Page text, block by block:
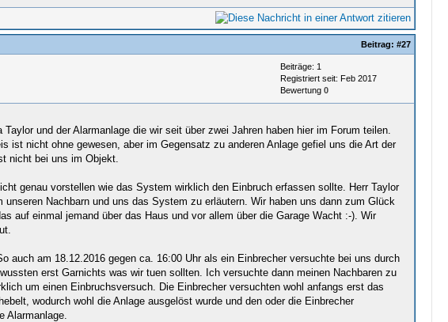
Beitrag: #27
Beiträge: 1
Registriert seit: Feb 2017
Bewertung 0
und der Alarmanlage die wir seit über zwei Jahren haben hier im Forum teilen.
nicht ohne gewesen, aber im Gegensatz zu anderen Anlage gefiel uns die Art der
nicht bei uns im Objekt.
genau vorstellen wie das System wirklich den Einbruch erfassen sollte. Herr Taylor
Nachbarn und uns das System zu erläutern. Wir haben uns dann zum Glück
auf einmal jemand über das Haus und vor allem über die Garage Wacht :-). Wir
am 18.12.2016 gegen ca. 16:00 Uhr als ein Einbrecher versuchte bei uns durch
erst Garnichts was wir tuen sollten. Ich versuchte dann meinen Nachbaren zu
um einen Einbruchsversuch. Die Einbrecher versuchten wohl anfangs erst das
wodurch wohl die Anlage ausgelöst wurde und den oder die Einbrecher
Alarmanlage.